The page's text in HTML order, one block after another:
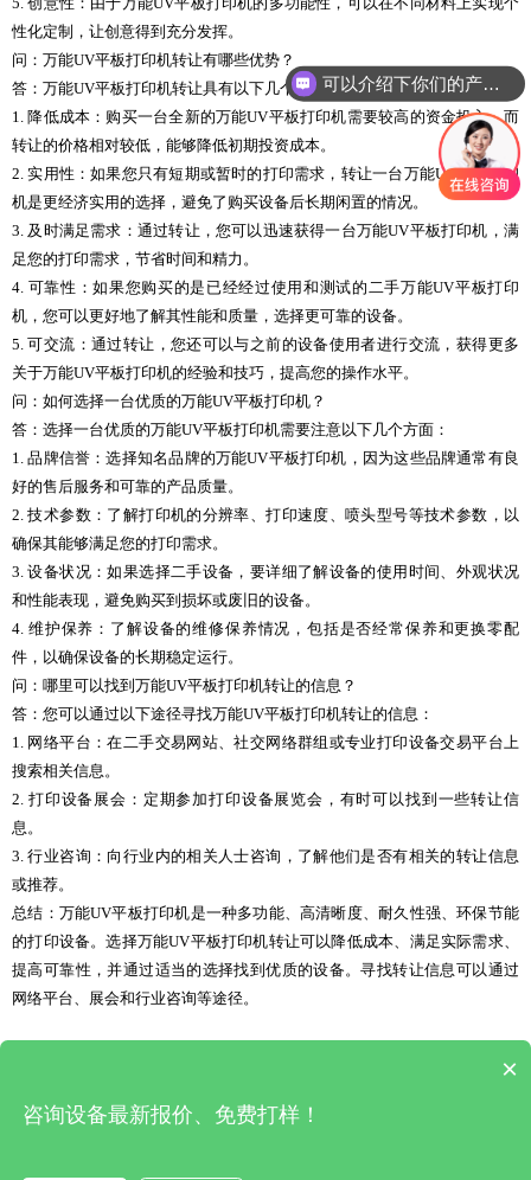
性化定制，让创意得到充分发挥。
问：万能UV平板打印机转让有哪些优势？
答：万能UV平板打印机转让具有以下几个优势：
1. 降低成本：购买一台全新的万能UV平板打印机需要较高的资金投入，而
转让的价格相对较低，能够降低初期投资成本。
2. 实用性：如果您只有短期或暂时的打印需求，转让一台万能UV平板打印
机是更经济实用的选择，避免了购买设备后长期闲置的情况。
3. 及时满足需求：通过转让，您可以迅速获得一台万能UV平板打印机，满
足您的打印需求，节省时间和精力。
4. 可靠性：如果您购买的是已经经过使用和测试的二手万能UV平板打印
机，您可以更好地了解其性能和质量，选择更可靠的设备。
5. 可交流：通过转让，您还可以与之前的设备使用者进行交流，获得更多
关于万能UV平板打印机的经验和技巧，提高您的操作水平。
问：如何选择一台优质的万能UV平板打印机？
答：选择一台优质的万能UV平板打印机需要注意以下几个方面：
1. 品牌信誉：选择知名品牌的万能UV平板打印机，因为这些品牌通常有良
好的售后服务和可靠的产品质量。
2. 技术参数：了解打印机的分辨率、打印速度、喷头型号等技术参数，以
确保其能够满足您的打印需求。
3. 设备状况：如果选择二手设备，要详细了解设备的使用时间、外观状况
和性能表现，避免购买到损坏或废旧的设备。
4. 维护保养：了解设备的维修保养情况，包括是否经常保养和更换零配
件，以确保设备的长期稳定运行。
问：哪里可以找到万能UV平板打印机转让的信息？
答：您可以通过以下途径寻找万能UV平板打印机转让的信息：
1. 网络平台：在二手交易网站、社交网络群组或专业打印设备交易平台上
搜索相关信息。
2. 打印设备展会：定期参加打印设备展览会，有时可以找到一些转让信
息。
3. 行业咨询：向行业内的相关人士咨询，了解他们是否有相关的转让信息
或推荐。
总结：万能UV平板打印机是一种多功能、高清晰度、耐久性强、环保节能
的打印设备。选择万能UV平板打印机转让可以降低成本、满足实际需求、
提高可靠性，并通过适当的选择找到优质的设备。寻找转让信息可以通过
网络平台、展会和行业咨询等途径。
可以介绍下你们的产品么
×
咨询设备最新报价、免费打样！